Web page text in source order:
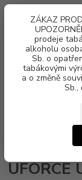
ZÁKAZ
prodeje
alkoholu
Sb. o
tabákovými
a o změně
Sb.,
UFORCE